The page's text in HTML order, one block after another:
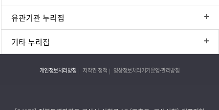
유관기관 누리집
기타 누리집
개인정보처리방침 저작권 정책 영상정보처리기기운영·관리방침